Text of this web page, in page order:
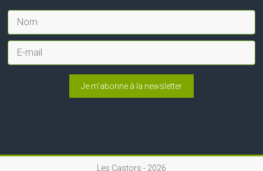
Je m'abonne à la newsletter
Les Castors - 2026